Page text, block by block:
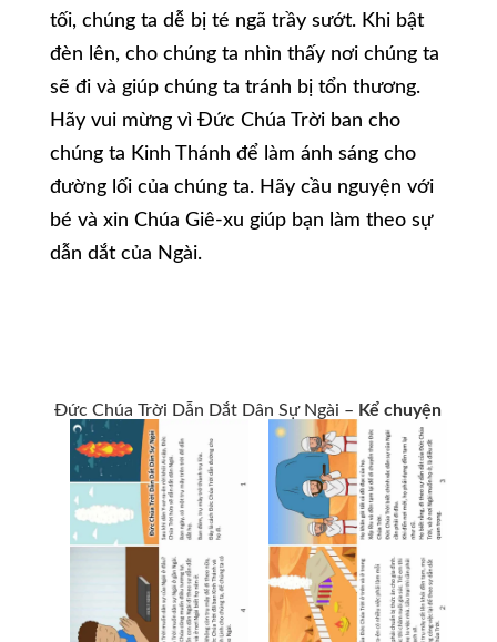
tối, chúng ta dễ bị té ngã trầy sướt. Khi bật
đèn lên, cho chúng ta nhìn thấy nơi chúng ta
sẽ đi và giúp chúng ta tránh bị tổn thương.
Hãy vui mừng vì Đức Chúa Trời ban cho
chúng ta Kinh Thánh để làm ánh sáng cho
đường lối của chúng ta. Hãy cầu nguyện với
bé và xin Chúa Giê-xu giúp bạn làm theo sự
dẫn dắt của Ngài.
Đức Chúa Trời Dẫn Dắt Dân Sự Ngài – Kể chuyện